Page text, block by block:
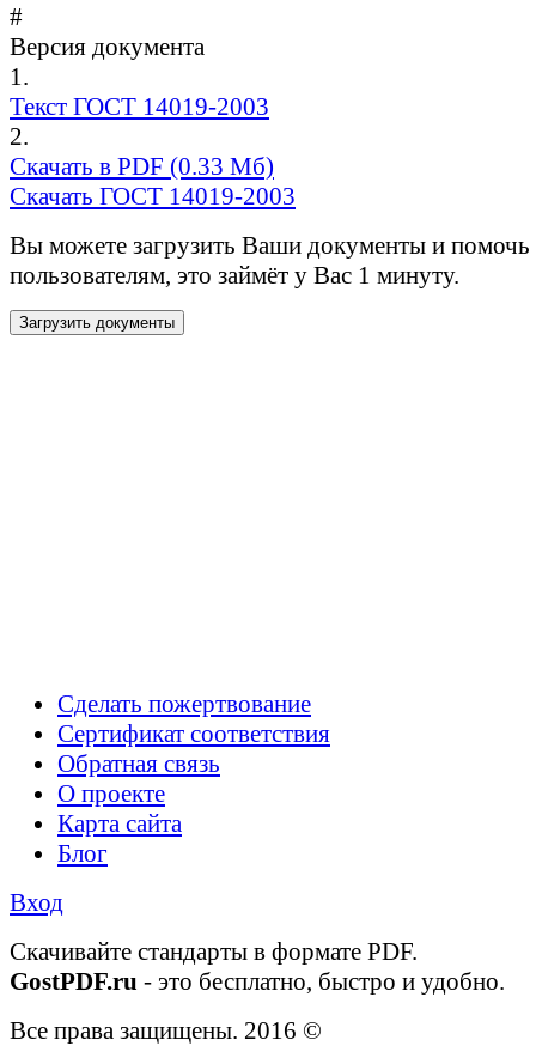
#
Версия документа
1.
Текст ГОСТ 14019-2003
2.
Скачать в PDF (0.33 Мб)
Скачать ГОСТ 14019-2003
Вы можете загрузить Ваши документы и
пользователям, это займёт у Вас 1 минуту.
Загрузить документы
Сделать пожертвование
Сертификат соответствия
Обратная связь
О проекте
Карта сайта
Блог
Вход
Cкачивайте стандарты в формате PDF.
GostPDF.ru - это бесплатно, быстро и удобно.
Все права защищены. 2016 ©